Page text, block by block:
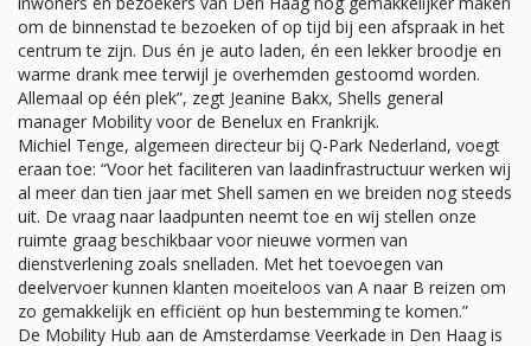
om de binnenstad te bezoeken of op tijd bij een afspraak in het
centrum te zijn. Dus én je auto laden, én een lekker broodje en
warme drank mee terwijl je overhemden gestoomd worden.
Allemaal op één plek”, zegt Jeanine Bakx, Shells general
manager Mobility voor de Benelux en Frankrijk.
Michiel Tenge, algemeen directeur bij Q-Park Nederland, voegt
eraan toe: “Voor het faciliteren van laadinfrastructuur werken wij
al meer dan tien jaar met Shell samen en we breiden nog steeds
uit. De vraag naar laadpunten neemt toe en wij stellen onze
ruimte graag beschikbaar voor nieuwe vormen van
dienstverlening zoals snelladen. Met het toevoegen van
deelvervoer kunnen klanten moeiteloos van A naar B reizen om
zo gemakkelijk en efficiënt op hun bestemming te komen.”
De Mobility Hub aan de Amsterdamse Veerkade in Den Haag is